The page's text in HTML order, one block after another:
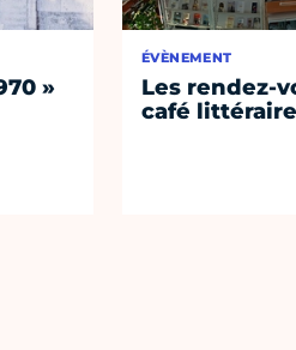
»
ÉVÈNEMENT
Les rendez-
café